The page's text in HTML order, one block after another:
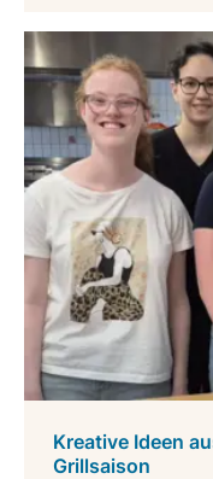
Kreative Ideen
Grillsaison